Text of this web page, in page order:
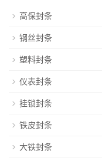
高保封条
钢丝封条
塑料封条
仪表封条
挂锁封条
铁皮封条
大铁封条